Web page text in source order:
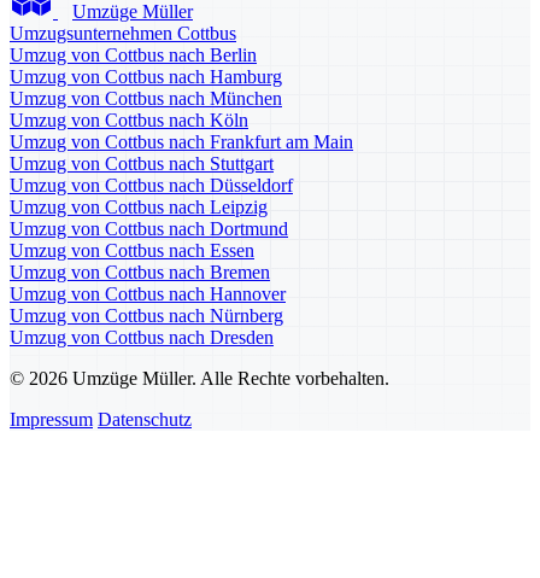
Umzüge Müller
Umzugsunternehmen Cottbus
Umzug von Cottbus nach Berlin
Umzug von Cottbus nach Hamburg
Umzug von Cottbus nach München
Umzug von Cottbus nach Köln
Umzug von Cottbus nach Frankfurt am Main
Umzug von Cottbus nach Stuttgart
Umzug von Cottbus nach Düsseldorf
Umzug von Cottbus nach Leipzig
Umzug von Cottbus nach Dortmund
Umzug von Cottbus nach Essen
Umzug von Cottbus nach Bremen
Umzug von Cottbus nach Hannover
Umzug von Cottbus nach Nürnberg
Umzug von Cottbus nach Dresden
© 2026 Umzüge Müller. Alle Rechte vorbehalten.
Impressum Datenschutz